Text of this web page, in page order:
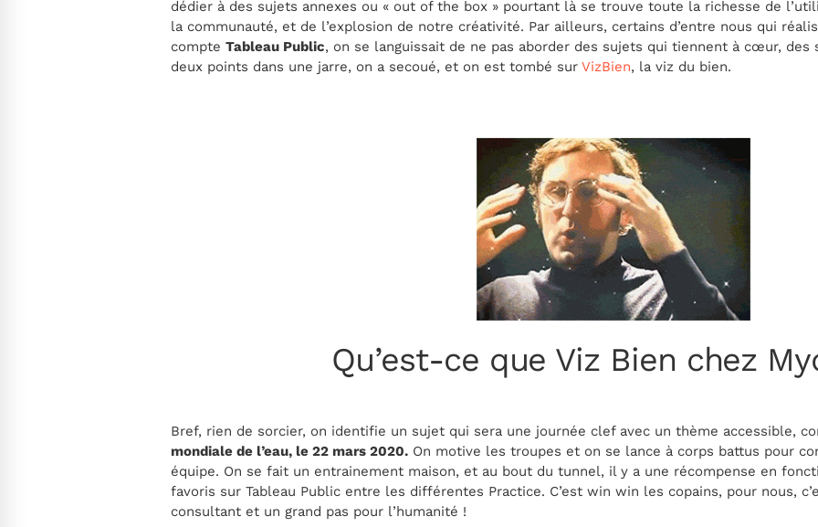
dédier à des sujets annexes ou « out of the box » pourtant là se trouve toute la richesse de
la communauté, et de l’explosion de notre créativité. Par ailleurs, certains d’entre nous qui
compte Tableau Public, on se languissait de ne pas aborder des sujets qui tiennent à cœur, des
deux points dans une jarre, on a secoué, et on est tombé sur VizBien, la viz du bien.
Qu’est-ce que Viz Bien chez
Bref, rien de sorcier, on identifie un sujet qui sera une journée clef avec un thème accessible,
mondiale de l’eau, le 22 mars 2020. On motive les troupes et on se lance à corps battus pour
équipe. On se fait un entrainement maison, et au bout du tunnel, il y a une récompense en
favoris sur Tableau Public entre les différentes Practice. C’est win win les copains, pour nous,
consultant et un grand pas pour l’humanité !